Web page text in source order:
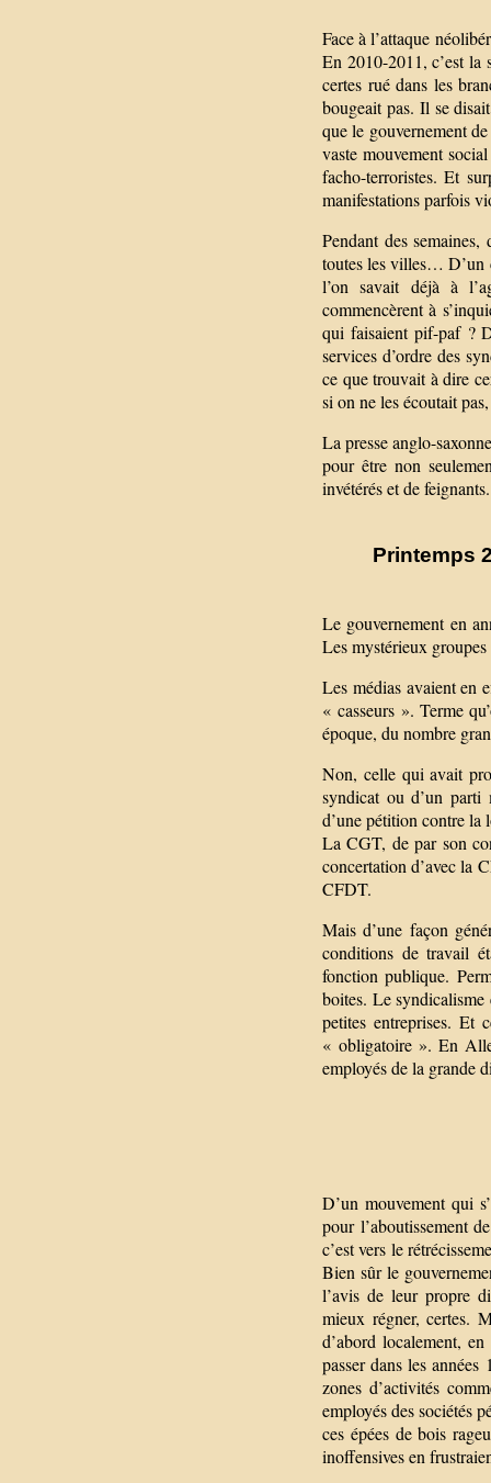
Face à l’attaque
En 2010-2011, c’est
certes rué dans les
bougeait pas. Il se
que le gouvernement
vaste mouvement
facho-terroristes. Et
manifestations parfois
Pendant des
toutes les villes… D’un
l’on savait déjà à
commencèrent à
qui faisaient pif-paf ?
services d’ordre des
ce que trouvait à dire
si on ne les écoutait
La presse anglo-
pour être non
invétérés et de feignants.
Printemps
Le gouvernement en
Les mystérieux
Les médias avaient en
« casseurs ». Terme
époque, du nombre
Non, celle qui avait
syndicat ou d’un
d’une pétition contre la
La CGT, de par son
concertation d’avec la
CFDT.
Mais d’une façon
conditions de travail
fonction publique.
boites. Le
petites entreprises. Et
« obligatoire ». En
employés de la grande
D’un mouvement qui
pour l’aboutissement
c’est vers le
Bien sûr le
l’avis de leur propre
mieux régner, certes.
d’abord localement,
passer dans les
zones d’activités
employés des sociétés
ces épées de bois
inoffensives en